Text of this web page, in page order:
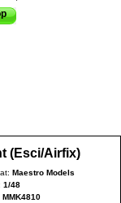
(Esci/Airfix)
Maestro Models
1/48
MMK4810